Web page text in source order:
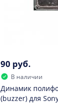
90 руб.
В наличии
Динамик
(buzzer) для